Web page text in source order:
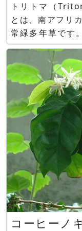
トリトマ（
とは、南アフリ
常緑多年草です
フォフィア属
（Kniphofia）
まり使われてい
コーヒーノ